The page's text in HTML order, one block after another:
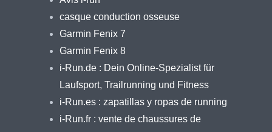
casque conduction osseuse
Garmin Fenix 7
Garmin Fenix 8
i-Run.de : Dein Online-Spezialist für
Laufsport, Trailrunning und Fitness
i-Run.es : zapatillas y ropas de running
i-Run.fr : vente de chaussures de